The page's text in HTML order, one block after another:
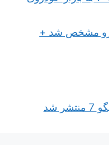
مشخص شد +
شد